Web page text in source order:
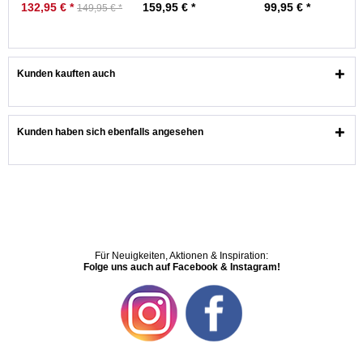
132,95 € * 149,95 € * 159,95 € * 99,95 € *
Kunden kauften auch
Kunden haben sich ebenfalls angesehen
Für Neuigkeiten, Aktionen & Inspiration:
Folge uns auch auf Facebook & Instagram!